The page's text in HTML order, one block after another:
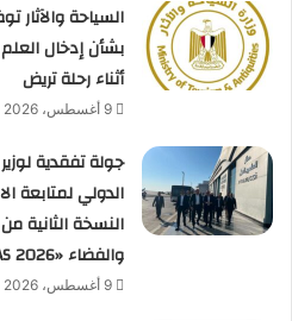
السياحة والآثار
بشأن إدخال
أثناء رحلة تريض
9 أغسطس، 2026
جولة تفقدية
الدولي لمتابعة
النسخة الثانية
والفضاء «EIAS 2026».
9 أغسطس، 2026